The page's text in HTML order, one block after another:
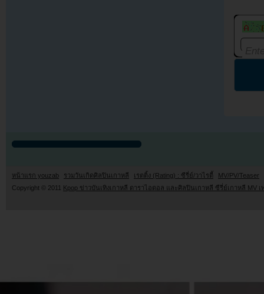
หน้าแรก youzab รวมวันเกิดศิลปินเกาหลี เรตติ้ง (Rating) : ซีรี่ย์/วาไรตี้
MV/PV/Teaser
Copyright © 2011
Kpop ข่าวบันเทิงเกาหลี ดาราไอดอล และศิลปินเกาหลี ซีรี่ย์เกาหลี MV